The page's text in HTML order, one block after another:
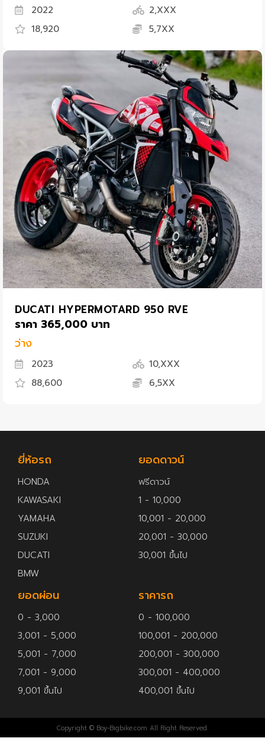
2022
2,XXX
18,920
5,7XX
DUCATI HYPERMOTARD 950 RVE
ราคา 365,000 บาท
ว่าง
2023
10,XXX
88,600
6,5XX
ยี่ห้อรถ
HONDA
KAWASAKI
YAMAHA
SUZUKI
DUCATI
BMW
ยอดดาวน์
ฟรีดาวน์
1 - 10,000
10,001 - 20,000
20,001 - 30,000
30,001 ขึ้นไป
ยอดผ่อน
0 - 3,000
3,001 - 5,000
5,001 - 7,000
7,001 - 9,000
9,001 ขึ้นไป
ราคารถ
0 - 100,000
100,001 - 200,000
200,001 - 300,000
300,001 - 400,000
400,001 ขึ้นไป
Copyright © Boy-Bigbike.com All Right Reserved.